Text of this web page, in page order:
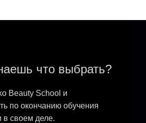
что выбрать?
Beauty School и
по окончанию обучения
своем деле.